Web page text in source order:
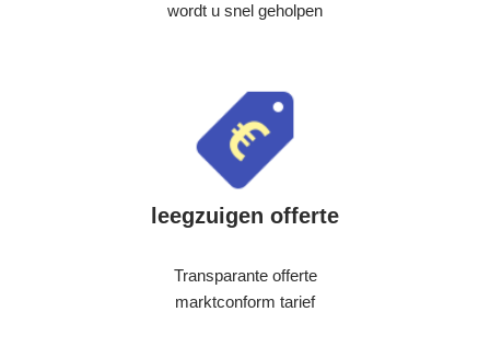
wordt u snel geholpen
leegzuigen offerte
Transparante offerte
marktconform tarief